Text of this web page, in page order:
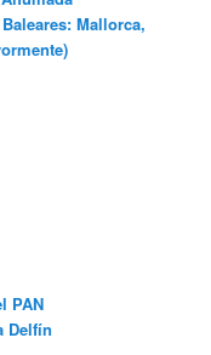
Mallorca,
PAN
Delfín